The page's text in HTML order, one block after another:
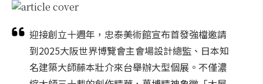
迎接創立十週年，忠泰美術館宣布首發強檔邀請
到2025大阪世界博覽會主會場設計總監、日本知
名建築大師藤本壯介來台舉辦大型個展。不僅濃